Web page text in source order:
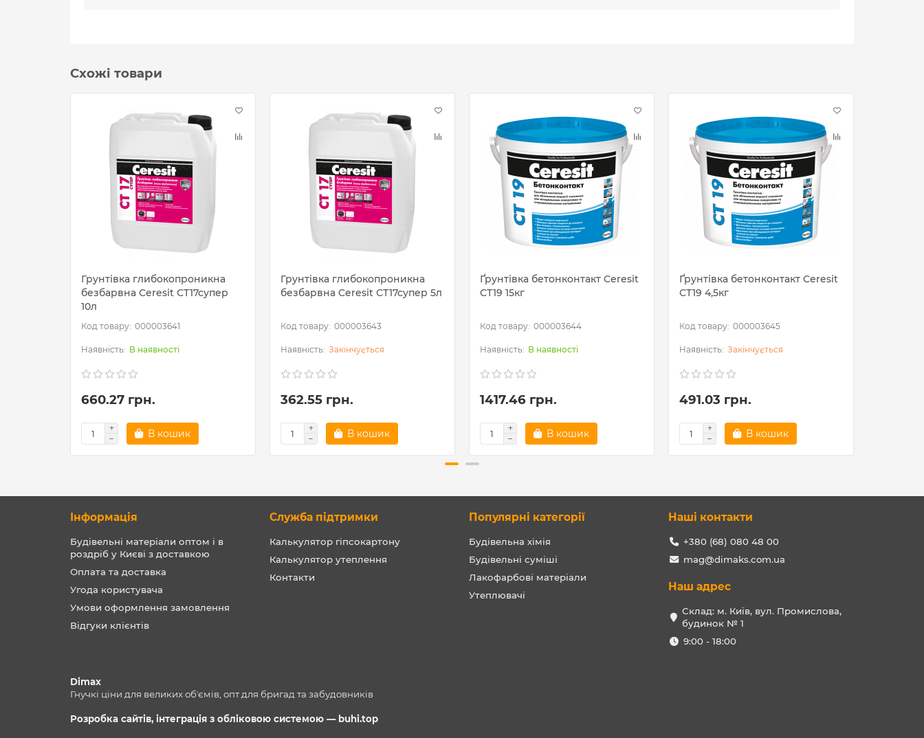
Схожі товари
Грунтівка глибокопроникна
безбарвна Ceresit СТ17супер
10л
000003641
В наявності
660.27 грн.
В кошик
Грунтівка глибокопроникна
безбарвна Ceresit СТ17супер 5л
000003643
Закінчується
362.55 грн.
В кошик
Ґрунтівка бетонконтакт Ceresit
СТ19 15кг
000003644
В наявності
1417.46 грн.
В кошик
Ґрунтівка бетонконтакт Ceresit
СТ19 4,5кг
000003645
Закінчується
491.03 грн.
В кошик
Інформація
Будівельні матеріали оптом і в
роздріб у Києві з доставкою
Оплата та доставка
Угода користувача
Умови оформлення замовлення
Відгуки клієнтів
Служба підтримки
Калькулятор гіпсокартону
Калькулятор утеплення
Контакти
Популярні категорії
Будівельна хімія
Будівельні суміші
Лакофарбові матеріали
Утеплювачі
Наші контакти
+380 (68) 080 48 00
mag@dimaks.com.ua
Наш адрес
Склад: м. Київ, вул. Промислова,
будинок № 1
9:00 - 18:00
Dimax
Гнучкі ціни для великих обʼємів, опт для бригад та забудовників
Розробка сайтів, інтеграція з обліковою системою — buhi.top